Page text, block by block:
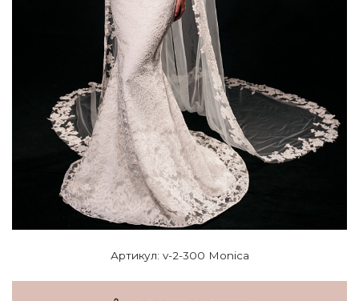
Артикул: v-2-300 Monica